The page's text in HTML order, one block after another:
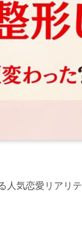
人気恋愛リアリ